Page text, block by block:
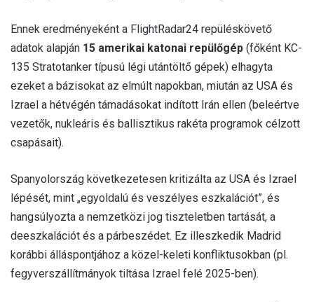
Ennek eredményeként a FlightRadar24 repüléskövető
adatok alapján 15 amerikai katonai repülőgép (főként KC-
135 Stratotanker típusú légi utántöltő gépek) elhagyta
ezeket a bázisokat az elmúlt napokban, miután az USA és
Izrael a hétvégén támadásokat indított Irán ellen (beleértve
vezetők, nukleáris és ballisztikus rakéta programok célzott
csapásait).
Spanyolország következetesen kritizálta az USA és Izrael
lépését, mint „egyoldalú és veszélyes eszkalációt”, és
hangsúlyozta a nemzetközi jog tiszteletben tartását, a
deeszkalációt és a párbeszédet. Ez illeszkedik Madrid
korábbi álláspontjához a közel-keleti konfliktusokban (pl.
fegyverszállítmányok tiltása Izrael felé 2025-ben).